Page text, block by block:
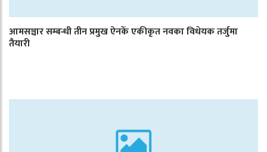
आमसञ्चार सम्बन्धी तीन प्रमुख ऐनकेँ एकीकृत नवका विधेयक तर्जुमा
तैयारी